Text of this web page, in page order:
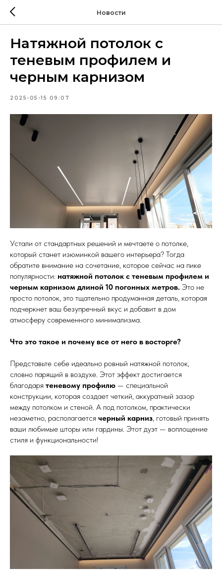
Новости
Натяжной потолок с
теневым профилем и
черным карнизом
2025-05-15 09:07
Устали от стандартных решений и мечтаете о потолке,
который станет изюминкой вашего интерьера? Тогда
обратите внимание на сочетание, которое сейчас на пике
популярности: натяжной потолок с теневым профилем и
черным карнизом длиной 10 погонных метров. Это не
просто потолок, это тщательно продуманная деталь, которая
подчеркнет ваш безупречный вкус и добавит в дом
атмосферу современного минимализма.
Что это такое и почему все от него в восторге?
Представьте себе идеально ровный натяжной потолок,
словно парящий в воздухе. Этот эффект достигается
благодаря теневому профилю — специальной
конструкции, которая создает четкий, аккуратный зазор
между потолком и стеной. А под потолком, практически
незаметно, располагается черный карниз , готовый принять
ваши любимые шторы или гардины. Этот дуэт — воплощение
стиля и функциональности!